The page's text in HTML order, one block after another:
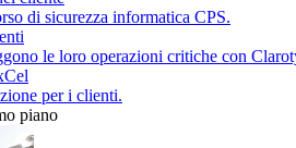
di sicurezza informatica CPS.
le loro operazioni critiche con
per i clienti.
piano